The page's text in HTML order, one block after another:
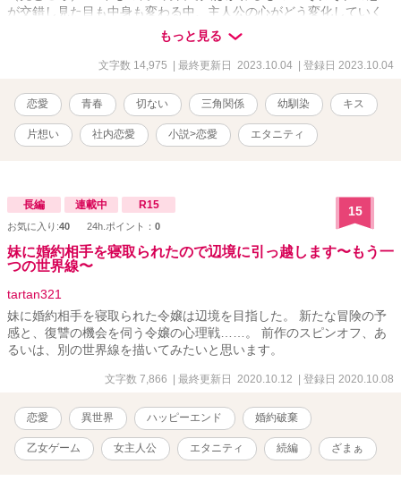
が交錯し見た目も中身も変わる中、主人公の心がどう変化していく
のか見ていただけたら嬉しいです♪ 複雑な三角関係のゆくえをみて下
さったら嬉しいです！1話～8話完結です 背景設定など細かい内容に
つきましてはスルーして頂けますと幸いです
もっと見る
文字数 14,975 | 最終更新日 2023.10.04 | 登録日 2023.10.04
恋愛 青春 切ない 三角関係 幼馴染 キス
片想い 社内恋愛 小説>恋愛 エタニティ
長編 連載中 R15
お気に入り:40 24h.ポイント： 0
15
妹に婚約相手を寝取られたので辺境に引っ越します〜もう一
つの世界線〜
tartan321
妹に婚約相手を寝取られた令嬢は辺境を目指した。 新たな冒険の予
感と、復讐の機会を伺う令嬢の心理戦……。 前作のスピンオフ、あ
るいは、別の世界線を描いてみたいと思います。
文字数 7,866 | 最終更新日 2020.10.12 | 登録日 2020.10.08
恋愛 異世界 ハッピーエンド 婚約破棄
乙女ゲーム 女主人公 エタニティ 続編 ざまぁ